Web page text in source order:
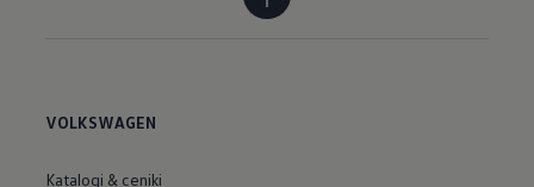
VOLKSWAGEN
Katalogi & ceniki